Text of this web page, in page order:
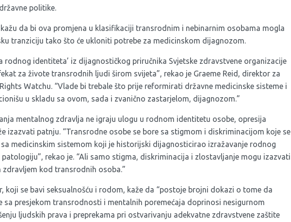
politike.
da bi ova promjena u klasifikaciji transrodnim i nebinarnim osobama mogla
tranziciju tako što će ukloniti potrebe za medicinskom dijagnozom.
rodnog identiteta’ iz dijagnostičkog priručnika Svjetske zdravstvene organizacije
za živote transrodnih ljudi širom svijeta”, rekao je Graeme Reid, direktor za
Watchu. “Vlade bi trebale što prije reformirati državne medicinske sisteme i
u skladu sa ovom, sada i zvanično zastarjelom, dijagnozom.”
mentalnog zdravlja ne igraju ulogu u rodnom identitetu osobe, opresija
izazvati patnju. “Transrodne osobe se bore sa stigmom i diskriminacijom koje se
medicinskim sistemom koji je historijski dijagnosticirao izražavanje rodnog
rekao je. “Ali samo stigma, diskriminacija i zlostavljanje mogu izazvati
zdravljem kod transrodnih osoba.”
koji se bavi seksualnošću i rodom, kaže da “postoje brojni dokazi o tome da
sa presjekom transrodnosti i mentalnih poremećaja doprinosi nesigurnom
ljudskih prava i preprekama pri ostvarivanju adekvatne zdravstvene zaštite